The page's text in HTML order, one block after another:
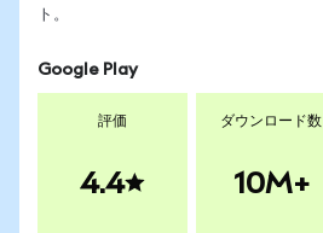
ト。
Google Play
評価
4.4
ダウンロード数
10M+